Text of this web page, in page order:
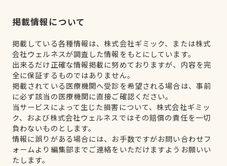
掲載情報について
掲載している各種情報は、株式会社ギミック、または株式
会社ウェルネスが調査した情報をもとにしています。
出来るだけ正確な情報掲載に努めておりますが、内容を完
全に保証するものではありません。
掲載されている医療機関へ受診を希望される場合は、事前
に必ず該当の医療機関に直接ご確認ください。
当サービスによって生じた損害について、株式会社ギミッ
ク、および株式会社ウェルネスではその賠償の責任を一切
負わないものとします。
情報に誤りがある場合には、お手数ですがお問い合わせフ
ォームより編集部までご連絡をいただけますようお願いい
たします。